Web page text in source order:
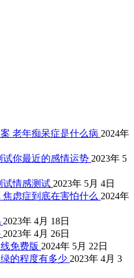
老年痴呆症是什么病 2024年
你最近的感情运势 2023年 5
试情感测试 2023年 5月 4日
虑症到底在害怕什么 2024年
2023年 4月 18日
2023年 4月 26日
免费版 2024年 5月 22日
的程度有多少 2023年 4月 3